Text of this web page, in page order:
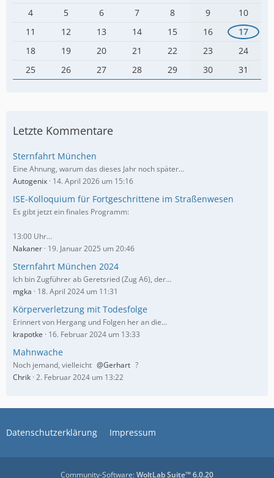
4
5 6 7 8 9
10
11
12 13 14 15 16
17
18
19 20 21 22 23
24
25
26 27 28 29 30 31
Letzte Kommentare
Sternfahrt München
Eine Ahnung, warum das dieses Jahr noch später…
Autogenix 14. April 2026 um 15:16
ISE-Kolloquium für Fortgeschrittene im Straßenwesen
Es gibt jetzt ein finales Programm:
13:00 Uhr…
Nakaner 19. Januar 2025 um 20:46
Sternfahrt München 2024
Ich bin Zugführer ab Geretsried (Zug A6), der…
mgka
18. April 2024 um 11:31
Körperverletzung mit Todesfolge
Erinnert von Hergang und Folgen her an die…
krapotke
16. Februar 2024 um 13:33
Mahnwache
Noch jemand, vielleicht Gerhart ?
Chrik 2. Februar 2024 um 13:22
Datenschutzerklärung Impressum
Community-Software:WoltLab Suite™ 6.0.20